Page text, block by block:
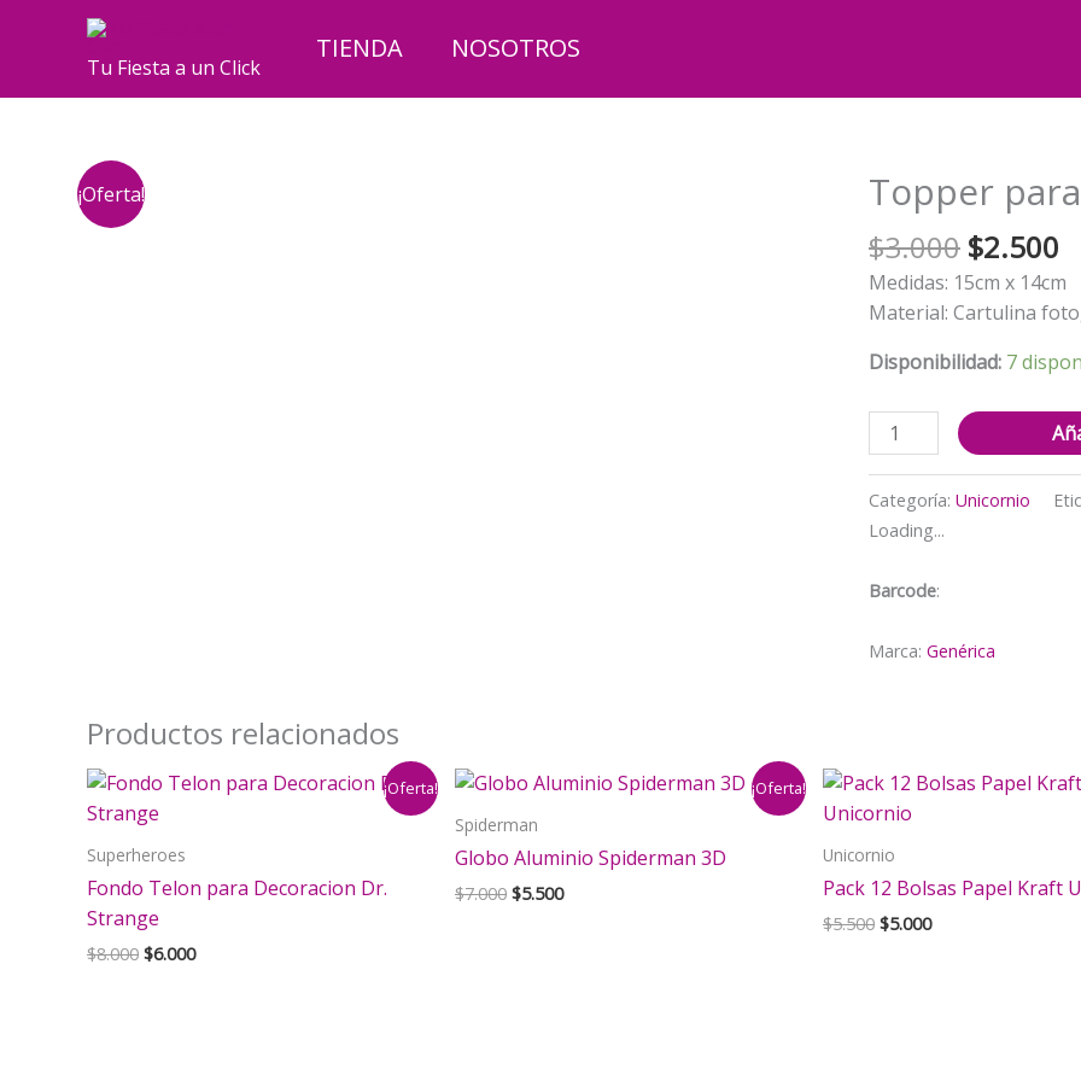
Tu Fiesta a un Click
TIENDA NOSOTROS
¡Oferta! Topper
$3.000 El
precio
original
$3.000.
$2.500
Medidas: 15cm x 14cm
Material: Cartulina
Disponibilidad: 7
Topper
para
Unicornio
cantidad
Categoría: Unicornio
Loading...
Barcode:
Marca: Genérica
Productos relacionados
¡Oferta!
Superheroes
Fondo Telon para Decoracion Dr.
Strange
$8.000 El
$6.000El
¡Oferta!
Spiderman
Globo Aluminio Spiderman 3D
$7.000 El
$5.500El
Unicornio
Pack 12 Bolsas Papel Kraft
$5.500 El
$5.000El